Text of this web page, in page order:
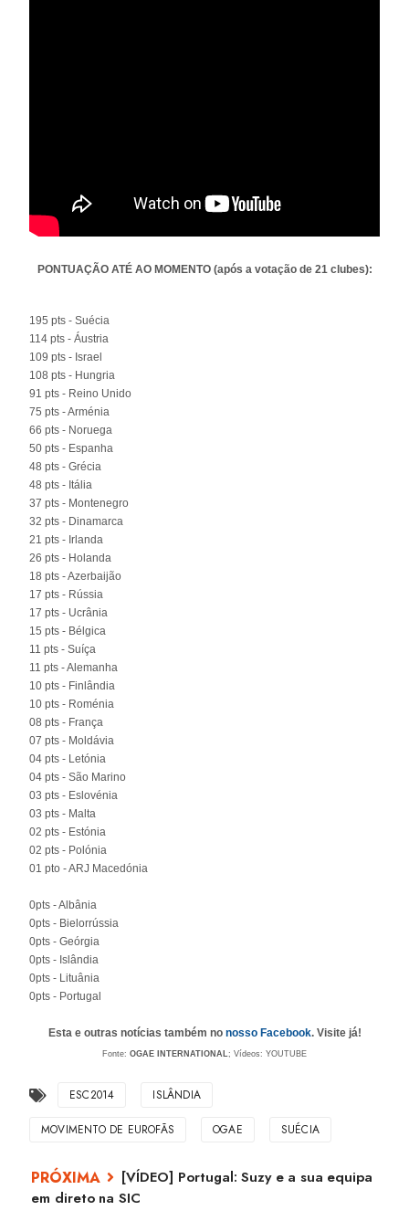
PONTUAÇÃO ATÉ AO MOMENTO (após a votação de 21 clubes):
195 pts - Suécia
114 pts - Áustria
109 pts - Israel
108 pts - Hungria
91 pts - Reino Unido
75 pts - Arménia
66 pts - Noruega
50 pts - Espanha
48 pts - Grécia
48 pts - Itália
37 pts - Montenegro
32 pts - Dinamarca
21 pts - Irlanda
26 pts - Holanda
18 pts - Azerbaijão
17 pts - Rússia
17 pts - Ucrânia
15 pts - Bélgica
11 pts - Suíça
11 pts - Alemanha
10 pts - Finlândia
10 pts - Roménia
08 pts - França
07 pts - Moldávia
04 pts - Letónia
04 pts - São Marino
03 pts - Eslovénia
03 pts - Malta
02 pts - Estónia
02 pts - Polónia
01 pto - ARJ Macedónia
0pts - Albânia
0pts - Bielorrússia
0pts - Geórgia
0pts - Islândia
0pts - Lituânia
0pts - Portugal
Esta e outras notícias também no nosso Facebook. Visite já!
Fonte: OGAE INTERNATIONAL; Vídeos: YOUTUBE
ESC2014 ISLÂNDIA
MOVIMENTO DE EUROFÃS OGAE SUÉCIA
[VÍDEO] Portugal: Suzy e a sua equipa
em direto na SIC